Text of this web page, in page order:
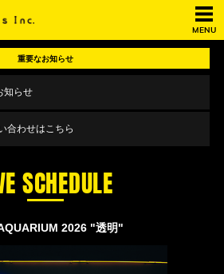
MENU
重要なお知らせ
知らせ
合わせはこちら
SCHEDULE
2026 "透明"